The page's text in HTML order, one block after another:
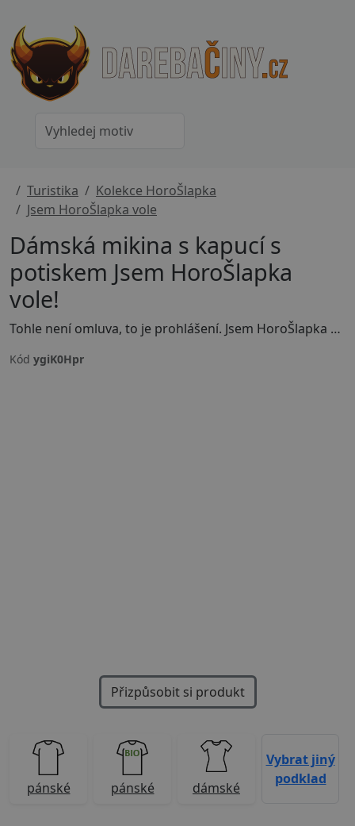
Přizpůsobit si produkt
Turistika
Kolekce HoroŠlapka
Jsem HoroŠlapka vole
Dámská mikina s kapucí s
potiskem Jsem HoroŠlapka
vole!
Tohle není omluva, to je prohlášení. Jsem HoroŠlapka vole! Spojení hor, svobody a duhového jednorožce dává jasně najevo, že si jedeš svůj styl. Trochu drzá, hodně svá a naprosto v pohodě sama se sebou. Jednorožec symbolizuje originalitu, odvahu vyčnívat a radost ze života. Pokud miluješ přírodu, barvy a humor, tenhle motiv tě vystihne na první pohled.
Kód ygiK0Hpr
pánské pánské dámské
Vybrat jiný
podklad